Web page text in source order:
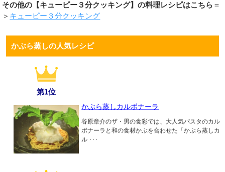
その他の【キューピー３分クッキング】の料理レシピはこちら ＝
＞ キューピー３分クッキング
かぶら蒸しの人気レシピ
第1位
かぶら蒸しカルボナーラ
谷原章介のザ・男の食彩では、大人気パスタのカル
ボナーラと和の食材かぶを合わせた「かぶら蒸しカ
ル ･･･